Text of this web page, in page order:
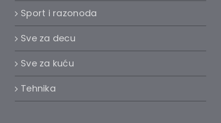
Sport i razonoda
Sve za decu
Sve za kuću
Tehnika